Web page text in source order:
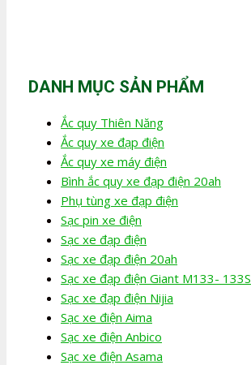
DANH MỤC SẢN PHẨM
Ắc quy Thiên Năng
Ắc quy xe đạp điện
Ắc quy xe máy điện
Bình ắc quy xe đạp điện 20ah
Phụ tùng xe đạp điện
Sạc pin xe điện
Sạc xe đạp điện
Sạc xe đạp điện 20ah
Sạc xe đạp điện Giant M133- 133S
Sạc xe đạp điện Nijia
Sạc xe điện Aima
Sạc xe điện Anbico
Sạc xe điện Asama